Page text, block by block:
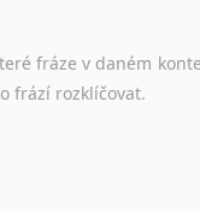
životopis. Tak dost
fráze v daném
frází rozklíčovat.